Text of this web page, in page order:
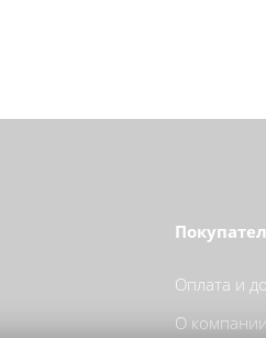
Оплата и
О компании